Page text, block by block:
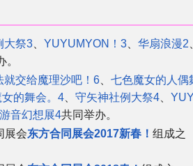
大祭3 、YUYUMYON！3 、华扇浪漫2
。
就交给魔理沙吧！6 、七色魔女的人偶
的舞会。4 、守矢神社例大祭4 、
游音幻想展4共同举办。
展会东方合同展会2017新春！组成之